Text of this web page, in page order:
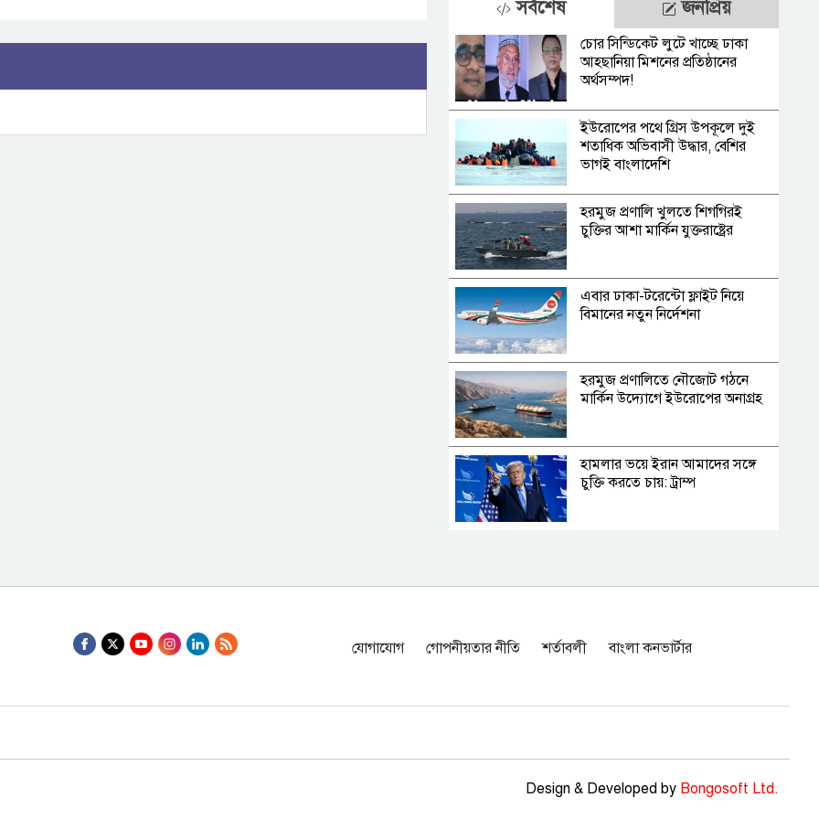
সর্বশেষ জনপ্রিয়
চোর সিন্ডিকেট লুটে খাচ্ছে ঢাকা
আহ্ছানিয়া মিশনের প্রতিষ্ঠানের
অর্থসম্পদ!
ইউরোপের পথে গ্রিস উপকূলে দুই
শতাধিক অভিবাসী উদ্ধার, বেশির
ভাগই বাংলাদেশি
হরমুজ প্রণালি খুলতে শিগগিরই
চুক্তির আশা মার্কিন যুক্তরাষ্ট্রের
এবার ঢাকা-টরেন্টো ফ্লাইট নিয়ে
বিমানের নতুন নির্দেশনা
হরমুজ প্রণালিতে নৌজোট গঠনে
মার্কিন উদ্যোগে ইউরোপের অনাগ্রহ
হামলার ভয়ে ইরান আমাদের সঙ্গে
চুক্তি করতে চায়: ট্রাম্প
ঢাকাগামী বিমান, ভেতরে আড়াই
ঢাকা বিশ্ববিদ্যালয়ের সুনাম রক্ষায়
যোগাযোগ গোপনীয়তার নীতি শর্তাবলী বাংলা কনভার্টার
Design & Developed by Bongosoft Ltd.